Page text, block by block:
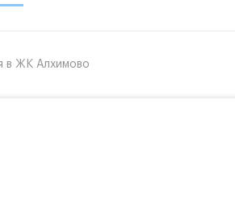
в ЖК Алхимово